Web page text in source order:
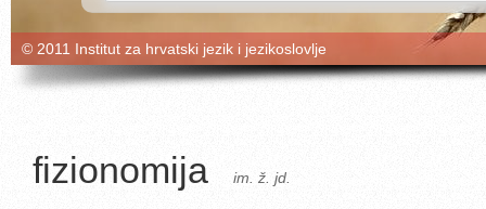
© 2011 Institut za hrvatski jezik i jezikoslovlje
fizionomija im. ž. jd.